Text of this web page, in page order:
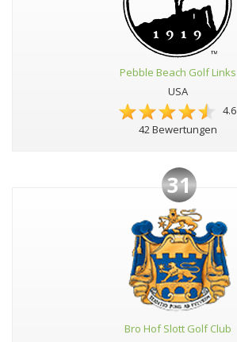
Pebble Beach Golf Links
USA
4.6
42 Bewertungen
31
Bro Hof Slott Golf Club